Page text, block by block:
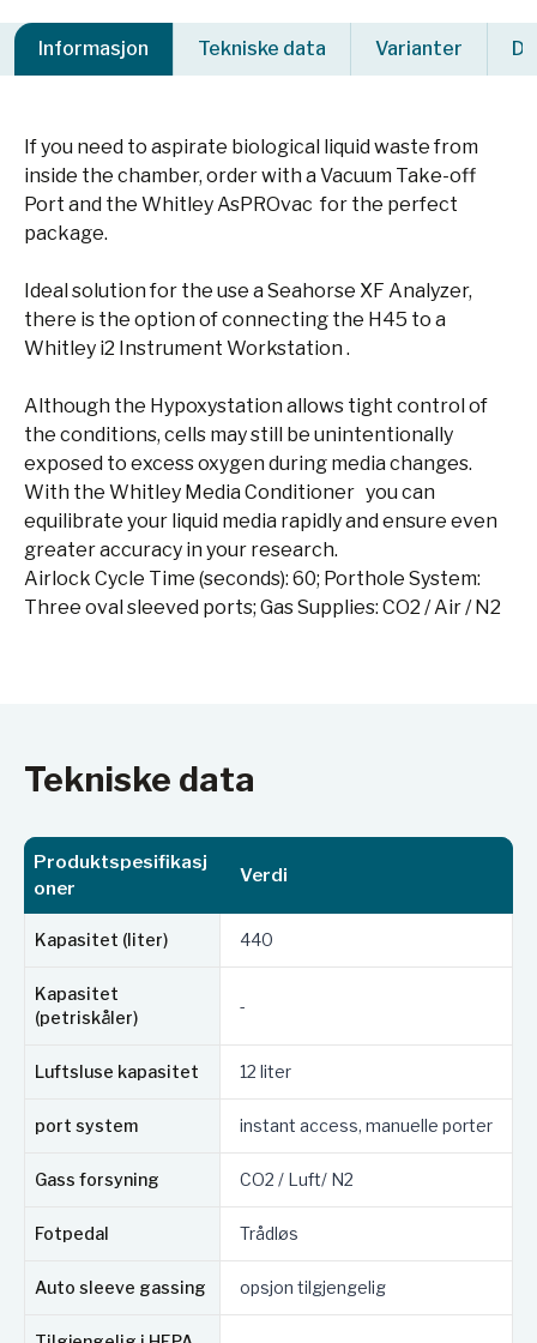
Informasjon Tekniske data Varianter
If you need to aspirate biological liquid waste from
inside the chamber, order with a Vacuum Take-off
Port and the Whitley AsPROvac for the perfect
package.
Ideal solution for the use a Seahorse XF Analyzer,
there is the option of connecting the H45 to a
Whitley i2 Instrument Workstation .
Although the Hypoxystation allows tight control of
the conditions, cells may still be unintentionally
exposed to excess oxygen during media changes.
With the Whitley Media Conditioner you can
equilibrate your liquid media rapidly and ensure even
greater accuracy in your research.
Airlock Cycle Time (seconds): 60; Porthole System:
Three oval sleeved ports; Gas Supplies: CO2 / Air / N2
Tekniske data
Produktspesifikasj
oner
Verdi
Kapasitet (liter) 440
Kapasitet
(petriskåler)
-
Luftsluse kapasitet 12 liter
port system instant access, manuelle porter
Gass forsyning CO2 / Luft/ N2
Fotpedal Trådløs
Auto sleeve gassing opsjon tilgjengelig